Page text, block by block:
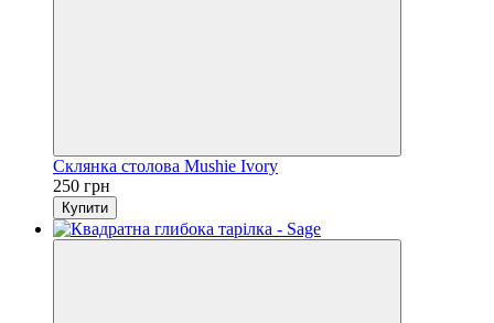
Склянка столова Mushie Ivory
250 грн
Купити